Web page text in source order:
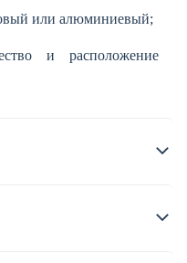
или алюминиевый;
и расположение